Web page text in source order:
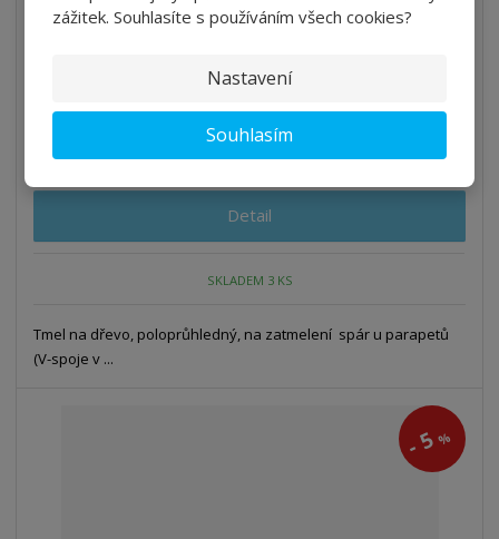
zážitek. Souhlasíte s používáním všech cookies?
Nastavení
Souhlasím
605 Kč
Detail
SKLADEM 3 KS
Tmel na dřevo, poloprůhledný, na zatmelení spár u parapetů
(V-spoje v ...
-5%